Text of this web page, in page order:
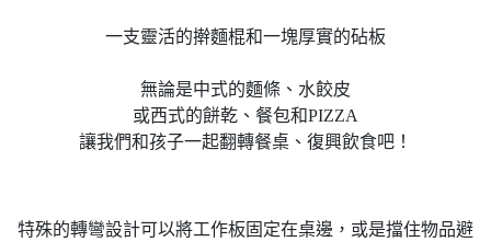
一支靈活的擀麵棍和一塊厚實的砧板
無論是中式的麵條、水餃皮
或西式的餅乾、餐包和PIZZA
讓我們和孩子一起翻轉餐桌、復興飲食吧！
特殊的轉彎設計可以將工作板固定在桌邊，或是擋住物品避